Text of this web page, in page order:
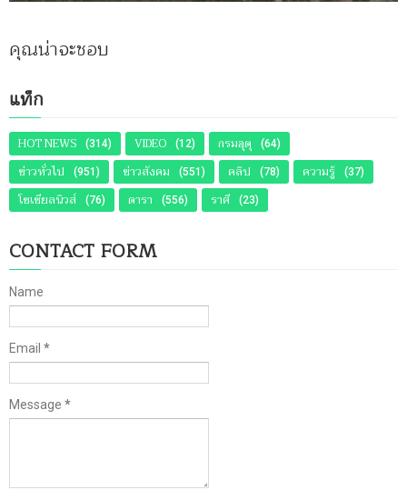
คุณน่าจะชอบ
แท็ก
HOT NEWS (314) VIDEO (12) กรมอุตุ (64)
ข่าวทั่วไป (951) ข่าวสังคม (551) คลิป (78) ความรู้ (37)
โซเชียลนิวส์ (76) ดารา (556) ราศี (23)
CONTACT FORM
Name
Email *
Message *